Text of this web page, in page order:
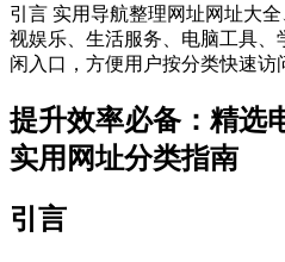
引言 实用导航整理网址网址大
视娱乐、生活服务、电脑工具
闲入口，方便用户按分类快速访
提升效率必备：精选
实用网址分类指南
引言